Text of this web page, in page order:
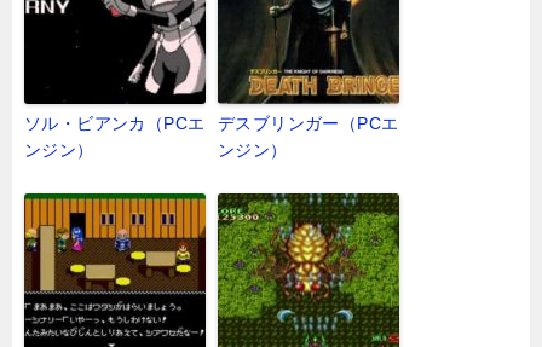
ソル・ビアンカ（PCエ
ンジン）
デスブリンガー（PCエ
ンジン）